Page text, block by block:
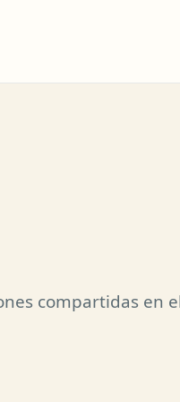
compartidas en